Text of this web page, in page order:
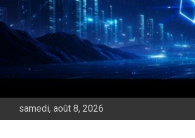
samedi, août 8, 2026